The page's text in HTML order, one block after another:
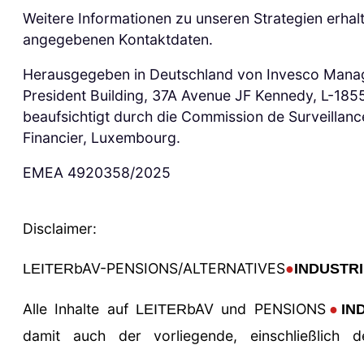
Weitere Informationen zu unseren Strategien
angegebenen Kontaktdaten.
Herausgegeben in Deutschland von Invesco
President Building, 37A Avenue JF Kennedy, L-
beaufsichtigt durch die Commission de
Financier, Luxembourg.
EMEA 4920358/2025
Disclaimer:
LEITERbAV-PENSIONS/ALTERNATIVES●
Alle Inhalte auf LEITERbAV und PENSIONS●
damit auch der vorliegende, einschließlich